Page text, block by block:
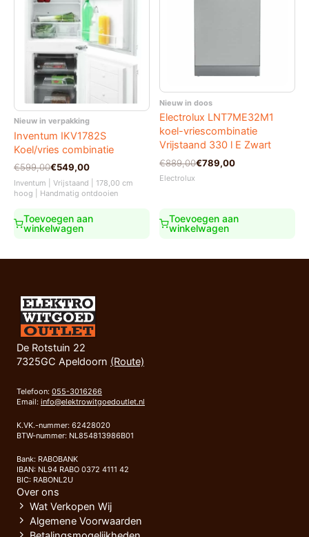
Nieuw in verpakking
Inventum IKV1782S
Koel/vries combinatie
€599,00
Oorspronkelijke
prijs
was:
€599,00.
€549,00
Huidige
prijs
is:
€549,00.
Inventum | Vrijstaand | 178,00 cm
hoog | Handmatig ontdooien
Toevoegen aan
winkelwagen
Nieuw in doos
Electrolux LNT7ME32M1
koel-vriescombinatie
Vrijstaand 330 l E Zwart
€889,00
Oorspronkelijke
prijs
€789,00
Huidige
prijs
Electrolux
Toevoegen aan
winkelwagen
De Rotstuin 22
7325GC Apeldoorn (Route)
Telefoon: 055-3016266
Email: info@elektrowitgoedoutlet.nl
K.VK.-nummer: 62428020
BTW-nummer: NL854813986B01
Bank: RABOBANK
IBAN: NL94 RABO 0372 4111 42
BIC: RABONL2U
Over ons
Wat Verkopen Wij
Algemene Voorwaarden